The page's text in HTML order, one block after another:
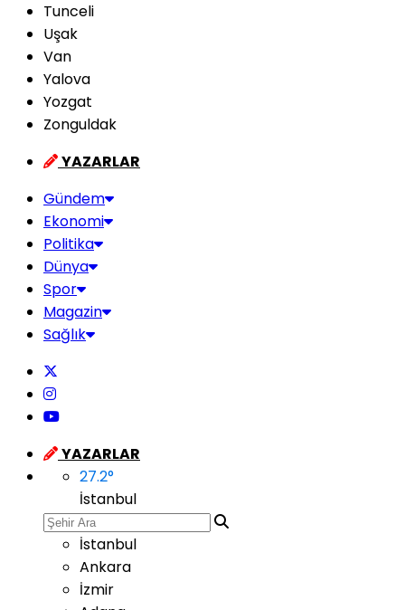
Tunceli
Uşak
Van
Yalova
Yozgat
Zonguldak
YAZARLAR
Gündem
Ekonomi
Politika
Dünya
Spor
Magazin
Sağlık
YAZARLAR
27.2°
İstanbul
İstanbul
Ankara
İzmir